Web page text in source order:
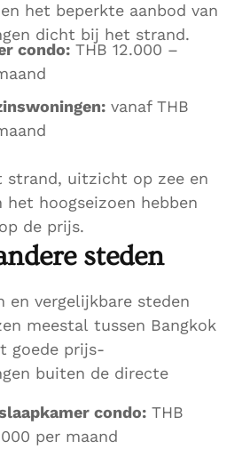
het beperkte aanbod van
dicht bij het strand.
condo: THB 12.000 –
vanaf THB
strand, uitzicht op zee en
het hoogseizoen hebben
de prijs.
steden
en vergelijkbare steden
meestal tussen Bangkok
goede prijs-
buiten de directe
condo: THB
per maand